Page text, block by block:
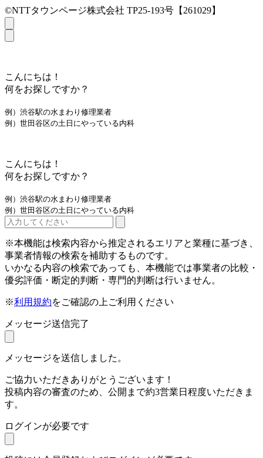
©NTTタウンページ株式会社 TP25-193号【261029】
こんにちは！
何をお探しですか？
例）渋谷駅の水まわり修理業者
例）世田谷区の土日にやっている内科
こんにちは！
何をお探しですか？
例）渋谷駅の水まわり修理業者
例）世田谷区の土日にやっている内科
※本機能は検索内容から推定されるエリアと業種に基づき、
事業者情報の検索を補助するものです。
いかなる内容の検索であっても、本機能では事業者の比較・
優劣評価・断定的判断・専門的判断は行いません。
※利用規約をご確認の上ご利用ください
メッセージ送信完了
メッセージを送信しました。
ご協力いただきありがとうございます！
投稿内容の審査のため、公開まで約3営業日程度いただきま
す。
ログインが必要です